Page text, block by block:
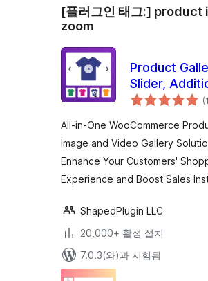
[플러그인 태그:] product
zoom
Product
Slider,
Variation
Product
Zoom and
for
– Reno
WooGallery)
All-in-One WooCommerce
Image and Video Gallery
Enhance Your Customers'
Experience and Boost Sales
ShapedPlugin LLC
20,000+ 활성 설치
7.0.3(와)과 시험됨